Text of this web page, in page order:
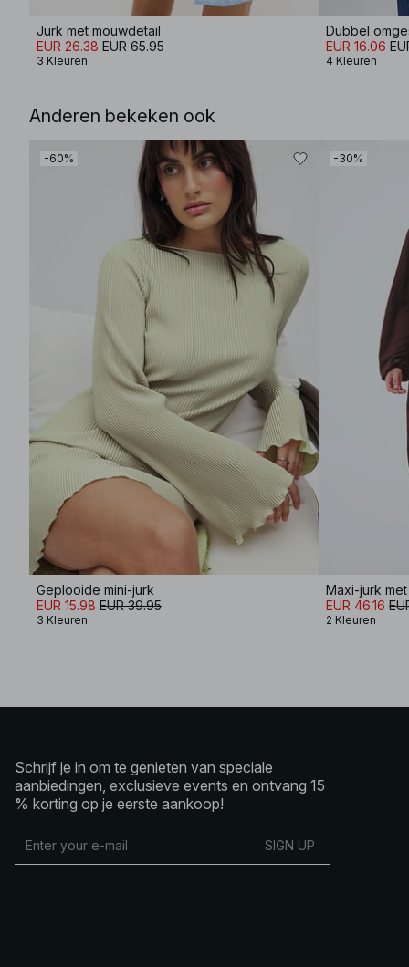
Jurk met mouwdetail
EUR 26.38 EUR 65.95
3 Kleuren
Dubbel
EUR 16.06
4 Kleuren
Anderen bekeken ook
-60%
Geplooide mini-jurk
EUR 15.98 EUR 39.95
3 Kleuren
-30%
Maxi-jurk
EUR 46.16
2 Kleuren
Schrijf je in om te genieten van speciale
aanbiedingen, exclusieve events en ontvang 15
% korting op je eerste aankoop!
SIGN UP